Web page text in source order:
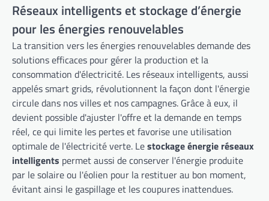
Réseaux intelligents et stockage d’énergie
pour les énergies renouvelables
La transition vers les énergies renouvelables demande des
solutions efficaces pour gérer la production et la
consommation d'électricité. Les réseaux intelligents, aussi
appelés smart grids, révolutionnent la façon dont l'énergie
circule dans nos villes et nos campagnes. Grâce à eux, il
devient possible d'ajuster l'offre et la demande en temps
réel, ce qui limite les pertes et favorise une utilisation
optimale de l'électricité verte. Lestockage énergie réseaux
intelligents permet aussi de conserver l'énergie produite
par le solaire ou l'éolien pour la restituer au bon moment,
évitant ainsi le gaspillage et les coupures inattendues.